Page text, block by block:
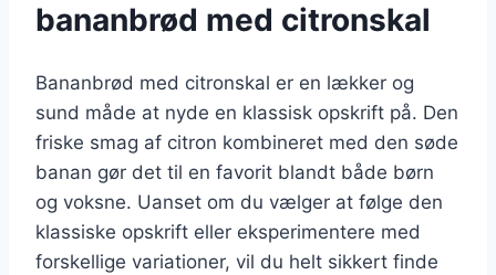
bananbrød med citronskal
Bananbrød med citronskal er en lækker og
sund måde at nyde en klassisk opskrift på. Den
friske smag af citron kombineret med den søde
banan gør det til en favorit blandt både børn
og voksne. Uanset om du vælger at følge den
klassiske opskrift eller eksperimentere med
forskellige variationer, vil du helt sikkert finde